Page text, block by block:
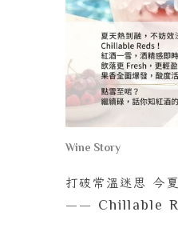
Wine Story
打破常溫迷思 今
—— Chillable